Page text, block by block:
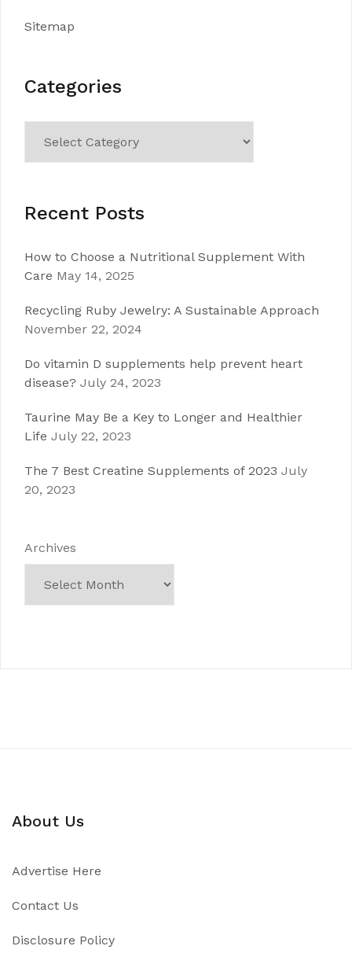
Sitemap
Categories
Recent Posts
How to Choose a Nutritional Supplement With
Care May 14, 2025
Recycling Ruby Jewelry: A Sustainable Approach
November 22, 2024
Do vitamin D supplements help prevent heart
disease? July 24, 2023
Taurine May Be a Key to Longer and Healthier
Life July 22, 2023
The 7 Best Creatine Supplements of 2023 July
20, 2023
Archives
About Us
Advertise Here
Contact Us
Disclosure Policy